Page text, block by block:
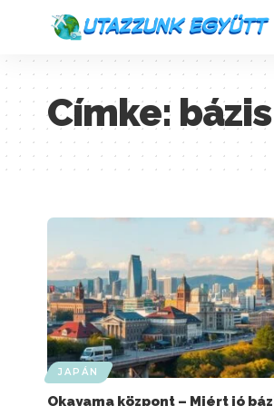
Címke: bázis
JAPÁN
Okayama központ – Miért jó